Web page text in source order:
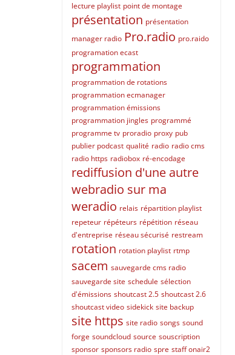
lecture playlist point de montage
présentation présentation
manager radio Pro.radio pro.raido
programation ecast
programmation
programmation de rotations
programmation ecmanager
programmation émissions
programmation jingles programmé
programme tv proradio proxy pub
publier podcast qualité radio radio cms
radio https radiobox ré-encodage
rediffusion d'une autre
webradio sur ma
weradio relais répartition playlist
repeteur répéteurs répétition réseau
d'entreprise réseau sécurisé restream
rotation rotation playlist rtmp
sacem sauvegarde cms radio
sauvegarde site schedule sélection
d'émissions shoutcast 2.5 shoutcast 2.6
shoutcast video sidekick site backup
site https site radio songs sound
forge soundcloud source souscription
sponsor sponsors radio spre staff onair2